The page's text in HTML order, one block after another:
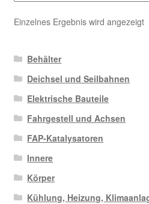
Einzelnes Ergebnis wird angezeigt
Behälter
Deichsel und Seilbahnen
Elektrische Bauteile
Fahrgestell und Achsen
FAP-Katalysatoren
Innere
Körper
Kühlung, Heizung,